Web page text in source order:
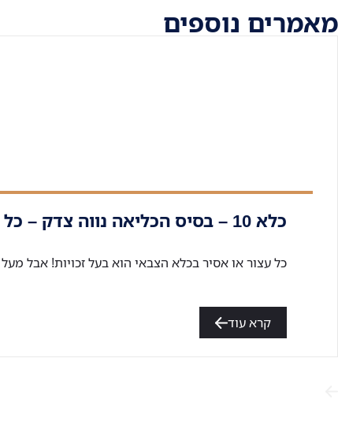
מאמרים נוספים
כלא 10 – בסיס הכליאה נווה צדק – כל מה שצריך לדעת!
כל עצור או אסיר בכלא הצבאי הוא בעל זכויות! אבל
קרא עוד